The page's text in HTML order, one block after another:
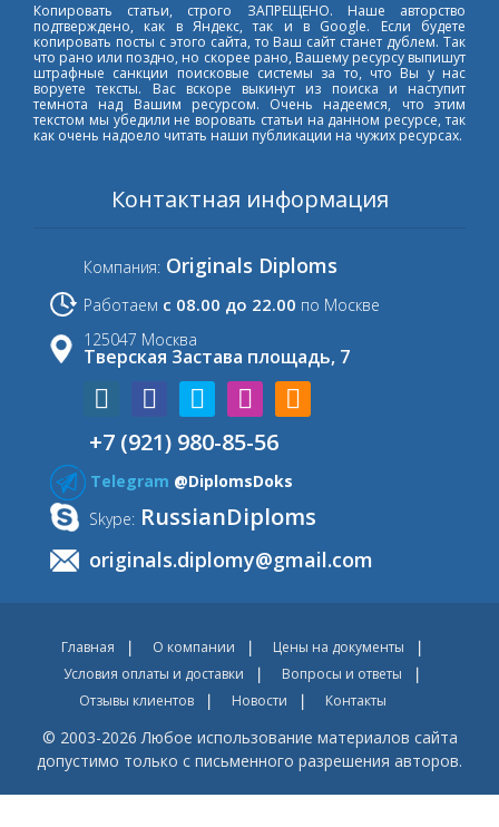
Копировать статьи, строго ЗАПРЕЩЕНО. Наше авторство
подтверждено, как в Яндекс, так и в Google. Если будете
копировать посты с этого сайта, то Ваш сайт станет дублем. Так
что рано или поздно, но скорее рано, Вашему ресурсу выпишут
штрафные санкции поисковые системы за то, что Вы у нас
воруете тексты. Вас вскоре выкинут из поиска и наступит
темнота над Вашим ресурсом. Очень надеемся, что этим
текстом мы убедили не воровать статьи на данном ресурсе, так
как очень надоело читать наши публикации на чужих ресурсах.
Контактная информация
Компания: Originals Diploms
Работаем с 08.00 до 22.00 по Москве
125047 Москва
Тверская Застава площадь, 7
+7 (921) 980-85-56
Telegram @DiplomsDoks
Skype: RussianDiploms
originals.diplomy@gmail.com
Главная О компании
Цены на документы
Условия оплаты и доставки
Вопросы и ответы
Отзывы клиентов
Новости Контакты
© 2003-2026 Любое использование материалов сайта
допустимо только с письменного разрешения авторов.